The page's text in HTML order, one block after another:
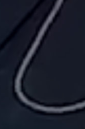
myynti